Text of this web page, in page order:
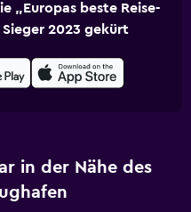
„Europas beste Reise-
Sieger 2023 gekürt
in der Nähe des